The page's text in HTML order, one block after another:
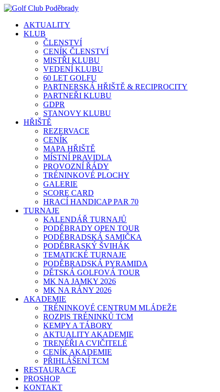
AKTUALITY
KLUB
ČLENSTVÍ
CENÍK ČLENSTVÍ
MISTŘI KLUBU
VEDENÍ KLUBU
60 LET GOLFU
PARTNERSKÁ HŘIŠTĚ & RECIPROCITY
PARTNEŘI KLUBU
GDPR
STANOVY KLUBU
HŘIŠTĚ
REZERVACE
CENÍK
MAPA HŘIŠTĚ
MÍSTNÍ PRAVIDLA
PROVOZNÍ ŘÁDY
TRÉNINKOVÉ PLOCHY
GALERIE
SCORE CARD
HRACÍ HANDICAP PAR 70
TURNAJE
KALENDÁŘ TURNAJŮ
PODĚBRADY OPEN TOUR
PODĚBRADSKÁ SAMIČKA
PODĚBRASKÝ ŠVIHÁK
TEMATICKÉ TURNAJE
PODĚBRADSKÁ PYRAMIDA
DĚTSKÁ GOLFOVÁ TOUR
MK NA JAMKY 2026
MK NA RÁNY 2026
AKADEMIE
TRÉNINKOVÉ CENTRUM MLÁDEŽE
ROZPIS TRÉNINKŮ TCM
KEMPY A TÁBORY
AKTUALITY AKADEMIE
TRENÉŘI A CVIČITELÉ
CENÍK AKADEMIE
PŘIHLÁŠENÍ TCM
RESTAURACE
PROSHOP
KONTAKT